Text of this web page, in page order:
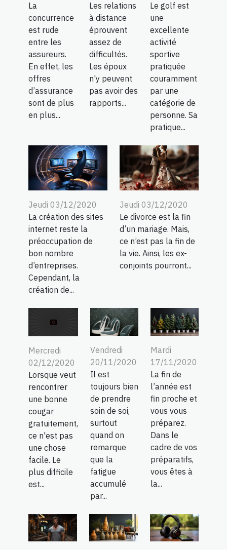
La
concurrence
est rude
entre les
assureurs.
En effet, les
offres
d’assurance
sont de plus
en plus...
Les relations
à distance
éprouvent
assez de
difficultés.
Les époux
n'y peuvent
pas avoir des
rapports...
Le golf est
une
excellente
activité
sportive
pratiquée
couramment
par une
catégorie de
personne. Sa
pratique...
Jeudi 03/12/2020
La création des sites
internet reste la
préoccupation de
bon nombre
d’entreprises.
Cependant, la
création de...
Jeudi 03/12/2020
Le divorce est la fin
d’un mariage. Mais,
ce n’est pas la fin de
la vie. Ainsi, les ex-
conjoints pourront...
Mercredi
02/12/2020
Lorsque veut
rencontrer
une bonne
cougar
gratuitement,
ce n'est pas
une chose
facile. Le
plus difficile
est...
Vendredi
20/11/2020
Il est
toujours bien
de prendre
soin de soi,
surtout
quand on
remarque
que la
fatigue
accumulé
par...
Mardi
17/11/2020
La fin de
l’année est
fin proche et
vous vous
préparez.
Dans le
cadre de vos
préparatifs,
vous êtes à
la...